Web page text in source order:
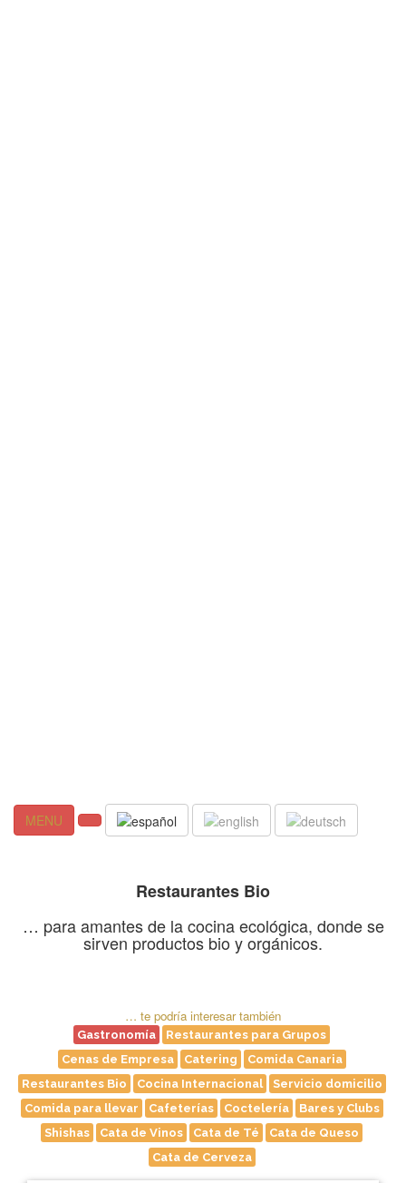
MENU
Restaurantes Bio
… para amantes de la cocina ecológica, donde se
sirven productos bio y orgánicos.
… te podría interesar también
Gastronomía
Restaurantes para Grupos
Cenas de Empresa
Catering
Comida Canaria
Restaurantes Bio
Cocina Internacional
Servicio domicilio
Comida para llevar
Cafeterías Coctelería
Bares y Clubs
Shishas
Cata de Vinos Cata de Té
Cata de Queso
Cata de Cerveza